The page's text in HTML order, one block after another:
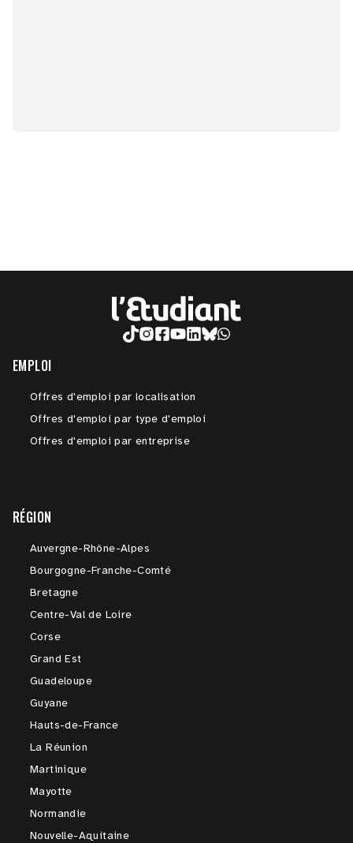
EMPLOI
Offres d'emploi par localisation
Offres d'emploi par type d'emploi
Offres d'emploi par entreprise
RÉGION
Auvergne-Rhône-Alpes
Bourgogne-Franche-Comté
Bretagne
Centre-Val de Loire
Corse
Grand Est
Guadeloupe
Guyane
Hauts-de-France
La Réunion
Martinique
Mayotte
Normandie
Nouvelle-Aquitaine